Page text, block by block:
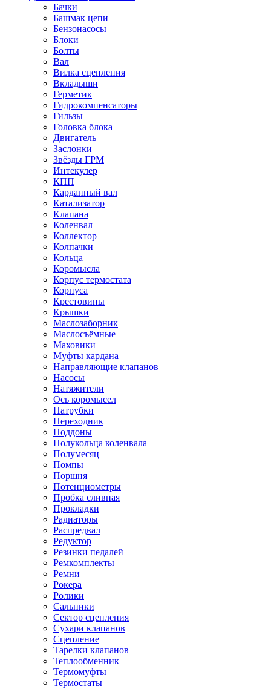
Бачки
Башмак цепи
Бензонасосы
Блоки
Болты
Вал
Вилка сцепления
Вкладыши
Герметик
Гидрокомпенсаторы
Гильзы
Головка блока
Двигатель
Заслонки
Звёзды ГРМ
Интекулер
КПП
Карданный вал
Катализатор
Клапана
Коленвал
Коллектор
Колпачки
Кольца
Коромысла
Корпус термостата
Корпуса
Крестовины
Крышки
Маслозаборник
Маслосъёмные
Маховики
Муфты кардана
Направляющие клапанов
Насосы
Натяжители
Ось коромысел
Патрубки
Переходник
Поддоны
Полукольца коленвала
Полумесяц
Помпы
Поршня
Потенциометры
Пробка сливная
Прокладки
Радиаторы
Распредвал
Редуктор
Резинки педалей
Ремкомплекты
Ремни
Рокера
Ролики
Сальники
Сектор сцепления
Сухари клапанов
Сцепление
Тарелки клапанов
Теплообменник
Термомуфты
Термостаты